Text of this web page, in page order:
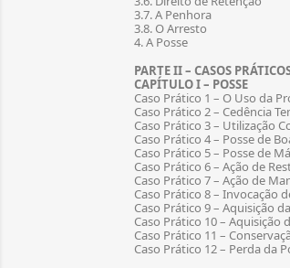
3.7. A Penhora
3.8. O Arresto
4. A Posse
PARTE II – CASOS
CAPÍTULO I – POSSE
Caso Prático 1 – O Uso da
Caso Prático 2 – Cedência
Caso Prático 3 – Utilização
Caso Prático 4 – Posse de
Caso Prático 5 – Posse de
Caso Prático 6 – Ação de
Caso Prático 7 – Ação de
Caso Prático 8 – Invocação
Caso Prático 9 – Aquisição
Caso Prático 10 – Aquisição
Caso Prático 11 –
Caso Prático 12 – Perda da